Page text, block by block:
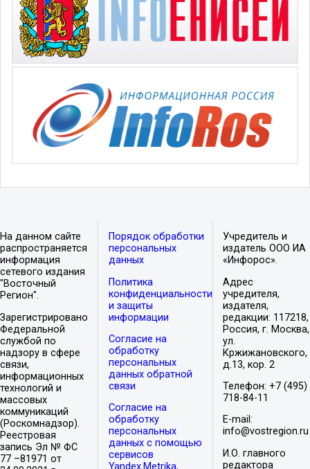
На данном сайте
распространяется
информация
сетевого издания
"Восточный
Регион".
Зарегистрировано
Федеральной
службой по
надзору в сфере
связи,
информационных
технологий и
массовых
коммуникаций
(Роскомнадзор).
Реестровая
запись Эл № ФС
77 –81971 от
Порядок обработки
персональных
данных
Политика
конфиденциальности
и защиты
информации
Согласие на
обработку
персональных
данных обратной
связи
Согласие на
обработку
персональных
данных с помощью
сервисов
Учредитель и
издатель ООО ИА
«Инфорос».
Адрес
учредителя,
издателя,
редакции: 117218,
Россия, г. Москва,
ул.
Кржижановского,
д.13, кор. 2
Телефон: +7 (495)
718-84-11
E-mail:
info@vostregion.ru
И.О. главного
редактора